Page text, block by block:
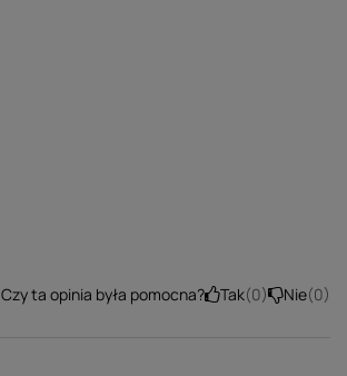
Czy ta opinia była pomocna? Tak 0 Nie 0